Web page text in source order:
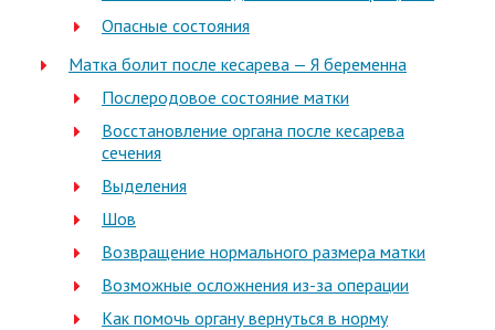
Опасные состояния
Матка болит после кесарева — Я беременна
Послеродовое состояние матки
Восстановление органа после кесарева
сечения
Выделения
Шов
Возвращение нормального размера матки
Возможные осложнения из-за операции
Как помочь органу вернуться в норму